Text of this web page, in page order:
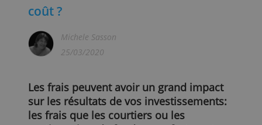
Où et comment investir à moindre
coût ?
25/03/2020